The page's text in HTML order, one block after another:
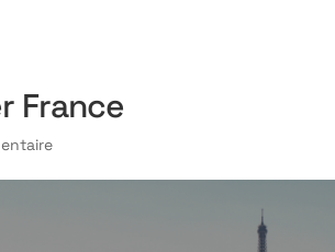
France